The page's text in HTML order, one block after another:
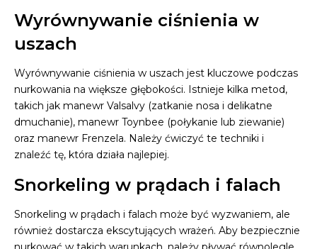
Wyrównywanie ciśnienia w
uszach
Wyrównywanie ciśnienia w uszach jest kluczowe podczas
nurkowania na większe głębokości. Istnieje kilka metod,
takich jak manewr Valsalvy (zatkanie nosa i delikatne
dmuchanie), manewr Toynbee (połykanie lub ziewanie)
oraz manewr Frenzela. Należy ćwiczyć te techniki i
znaleźć tę, która działa najlepiej.
Snorkeling w prądach i falach
Snorkeling w prądach i falach może być wyzwaniem, ale
również dostarcza ekscytujących wrażeń. Aby bezpiecznie